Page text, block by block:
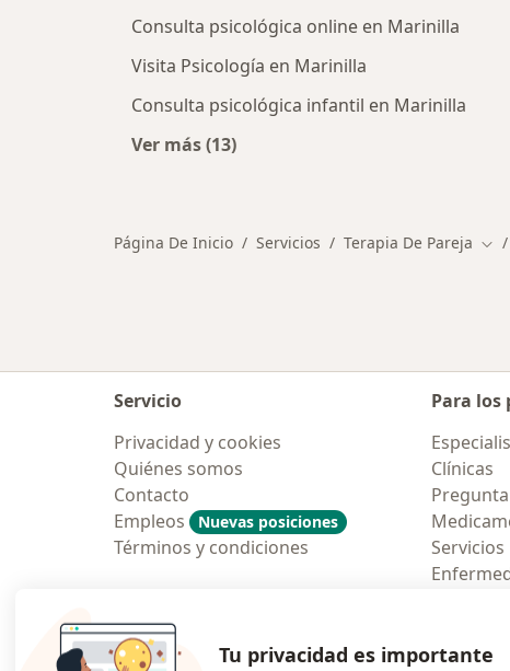
Consulta psicológica online en Marinilla
Visita Psicología en Marinilla
Consulta psicológica infantil en Marinilla
Ver más (13)
Página De Inicio Servicios Terapia De Pareja
Servicio
Privacidad y cookies
Quiénes somos
Contacto
Empleos
Nuevas posiciones
Términos y condiciones
Para los
Clínicas
Servicios
Tu privacidad es importante